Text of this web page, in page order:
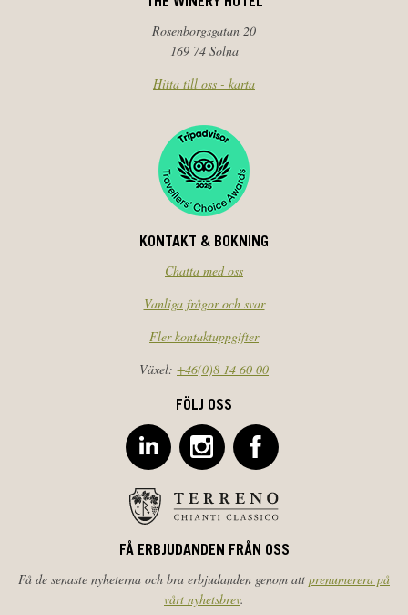
Rosenborgsgatan 20
169 74 Solna
Hitta till oss - karta
KONTAKT & BOKNING
Chatta med oss
Vanliga frågor och svar
Fler kontaktuppgifter
Växel: +46(0)8 14 60 00
FÖLJ OSS
FÅ ERBJUDANDEN FRÅN OSS
Få de senaste nyheterna och bra erbjudanden genom att prenumerera på
vårt nyhetsbrev.